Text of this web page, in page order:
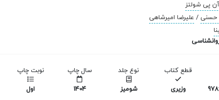
پی شولتز
حسنی / علیرضا امیرشاهی
قطع کتاب
وزیری
نوع جلد
شومیز
سال چاپ
1404
نوبت چاپ
اول